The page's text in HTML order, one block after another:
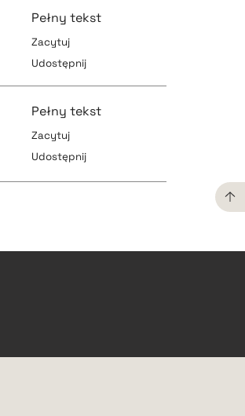
pobierz cytat
Pełny tekst
Zacytuj
Udostępnij
pobierz cytat
Pełny tekst
Zacytuj
Udostępnij
pobierz cytat